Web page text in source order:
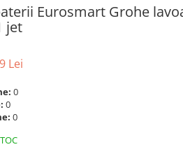
Eurosmart Grohe
jet
Lei
0
0
0